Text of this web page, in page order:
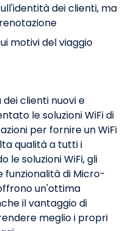
dei clienti, ma
motivi del viaggio
clienti nuovi e
le soluzioni WiFi di
per fornire un WiFi
qualità a tutti i
le soluzioni WiFi, gli
funzionalità di Micro-
un'ottima
il vantaggio di
meglio i propri